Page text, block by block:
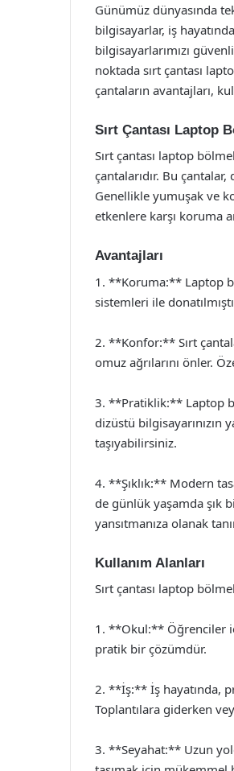
Günümüz dünyasında
bilgisayarlar, iş
bilgisayarlarımızı
noktada sırt çantası
çantaların avantajları,
Sırt Çantası Laptop
Sırt çantası laptop
çantalarıdır. Bu
Genellikle yumuşak ve
etkenlere karşı koruma
Avantajları
1. **Koruma:** Laptop
sistemleri ile
2. **Konfor:** Sırt
omuz ağrılarını önler.
3. **Pratiklik:** Laptop
dizüstü bilgisayarınızın
taşıyabilirsiniz.
4. **Şıklık:** Modern
de günlük yaşamda şık
yansıtmanıza olanak
Kullanım Alanları
Sırt çantası laptop
1. **Okul:** Öğrenciler
pratik bir çözümdür.
2. **İş:** İş hayatında,
Toplantılara giderken
3. **Seyahat:** Uzun